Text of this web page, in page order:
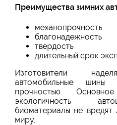
Преимущества зимних
механопрочность
благонадежность
твердость
длительный срок
Изготовители
автомобильные шины
прочностью.
экологичность
биоматериалы не
миру.